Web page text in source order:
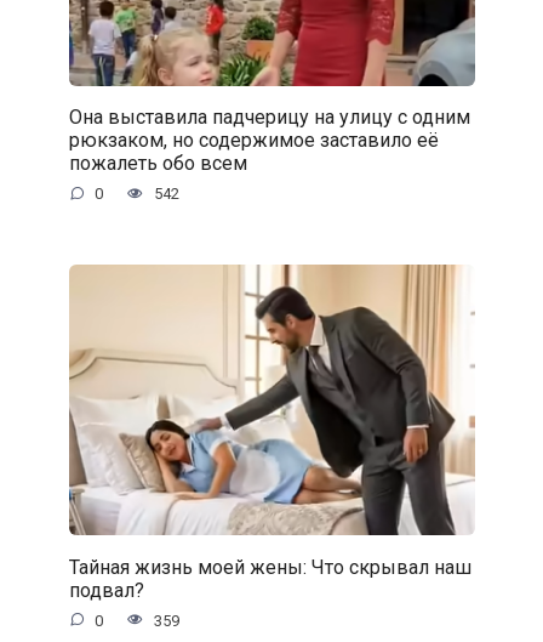
Она выставила падчерицу на улицу с одним
рюкзаком, но содержимое заставило её
пожалеть обо всем
0 542
Тайная жизнь моей жены: Что скрывал наш
подвал?
0 359